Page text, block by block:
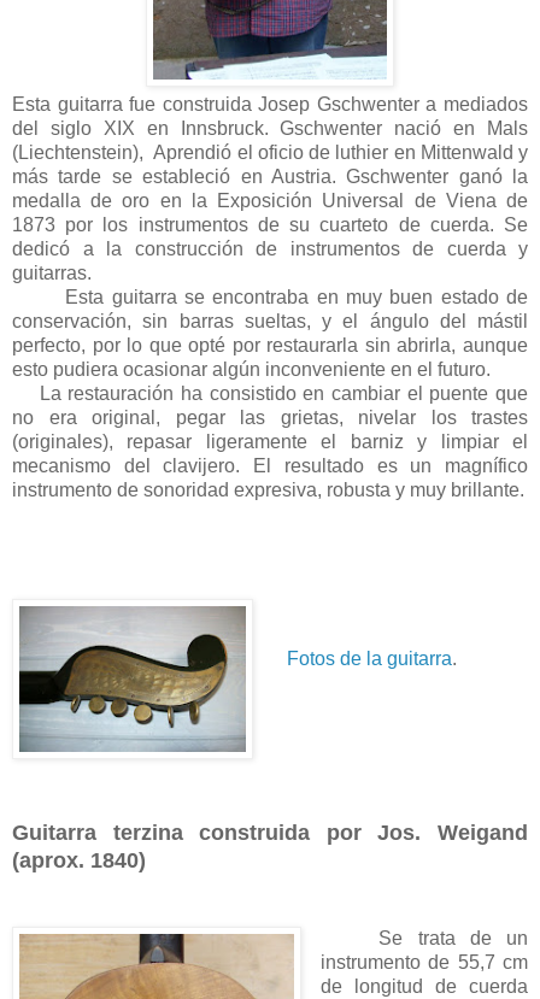
Esta guitarra fue construida Josep Gschwenter a mediados
del siglo XIX en Innsbruck. Gschwenter nació en Mals
(Liechtenstein), Aprendió el oficio de luthier en Mittenwald y
más tarde se estableció en Austria. Gschwenter ganó la
medalla de oro en la Exposición Universal de Viena de
1873 por los instrumentos de su cuarteto de cuerda. Se
dedicó a la construcción de instrumentos de cuerda y
guitarras.
Esta guitarra se encontraba en muy buen estado de
conservación, sin barras sueltas, y el ángulo del mástil
perfecto, por lo que opté por restaurarla sin abrirla, aunque
esto pudiera ocasionar algún inconveniente en el futuro.
La restauración ha consistido en cambiar el puente que
no era original, pegar las grietas, nivelar los trastes
(originales), repasar ligeramente el barniz y limpiar el
mecanismo del clavijero. El resultado es un magnífico
instrumento de sonoridad expresiva, robusta y muy brillante.
Fotos de la guitarra.
Guitarra terzina construida por Jos. Weigand
(aprox. 1840)
Se trata de un
instrumento de 55,7 cm
de longitud de cuerda